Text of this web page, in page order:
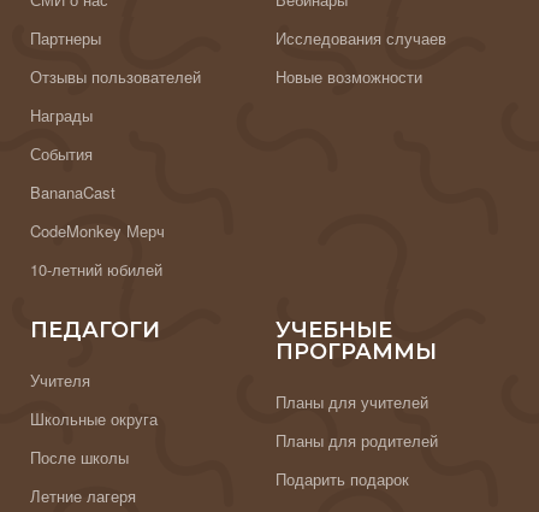
Партнеры
Отзывы пользователей
Награды
События
BananaCast
CodeMonkey Мерч
10-летний юбилей
Исследования случаев
Новые возможности
ПЕДАГОГИ
Учителя
Школьные округа
После школы
Летние лагеря
УЧЕБНЫЕ
ПРОГРАММЫ
Планы для учителей
Планы для родителей
Подарить подарок